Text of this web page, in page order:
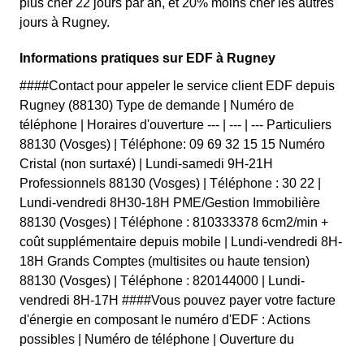
plus cher 22 jours par an, et 20% moins cher les autres
jours à Rugney.
Informations pratiques sur EDF à Rugney
####Contact pour appeler le service client EDF depuis
Rugney (88130) Type de demande | Numéro de
téléphone | Horaires d'ouverture --- | --- | --- Particuliers
88130 (Vosges) | Téléphone: 09 69 32 15 15 Numéro
Cristal (non surtaxé) | Lundi-samedi 9H-21H
Professionnels 88130 (Vosges) | Téléphone : 30 22 |
Lundi-vendredi 8H30-18H PME/Gestion Immobilière
88130 (Vosges) | Téléphone : 810333378 6cm2/min +
coût supplémentaire depuis mobile | Lundi-vendredi 8H-
18H Grands Comptes (multisites ou haute tension)
88130 (Vosges) | Téléphone : 820144000 | Lundi-
vendredi 8H-17H ####Vous pouvez payer votre facture
d'énergie en composant le numéro d'EDF : Actions
possibles | Numéro de téléphone | Ouverture du